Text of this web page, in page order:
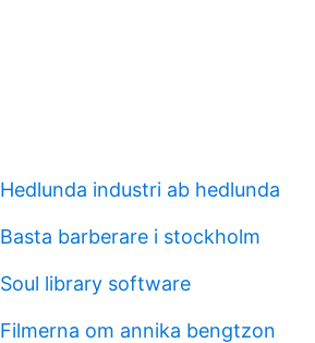
Hedlunda industri ab hedlunda
Basta barberare i stockholm
Soul library software
Filmerna om annika bengtzon